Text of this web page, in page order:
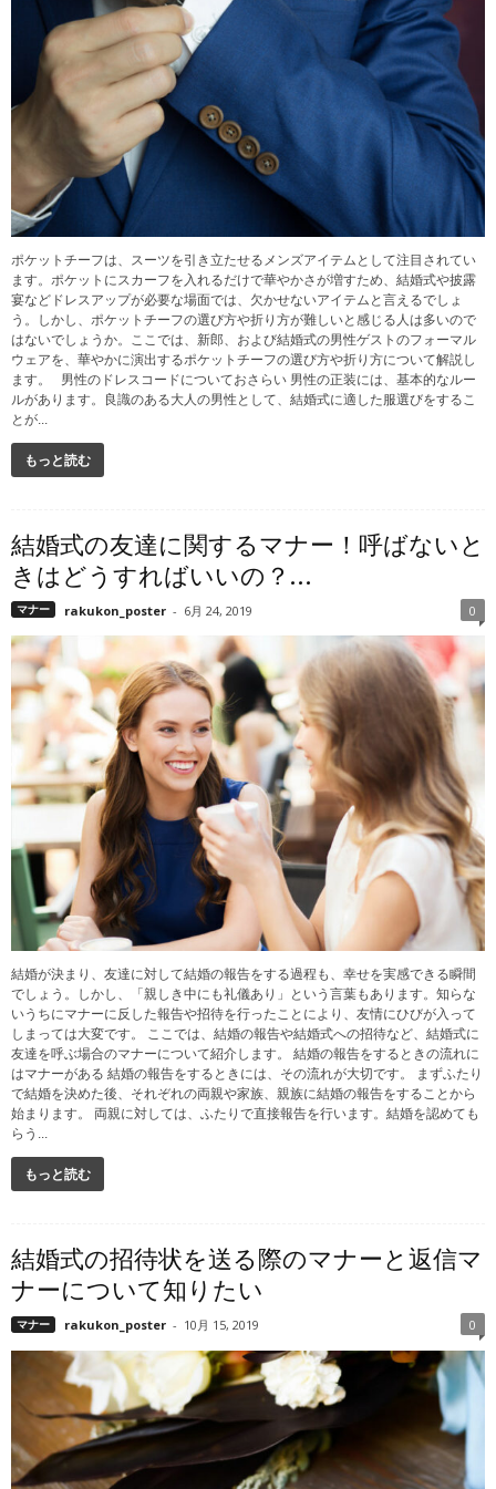
ポケットチーフは、スーツを引き立たせるメンズアイテムとして注目されてい
ます。ポケットにスカーフを入れるだけで華やかさが増すため、結婚式や披露
宴などドレスアップが必要な場面では、欠かせないアイテムと言えるでしょ
う。しかし、ポケットチーフの選び方や折り方が難しいと感じる人は多いので
はないでしょうか。ここでは、新郎、および結婚式の男性ゲストのフォーマル
ウェアを、華やかに演出するポケットチーフの選び方や折り方について解説し
ます。 男性のドレスコードについておさらい 男性の正装には、基本的なルー
ルがあります。良識のある大人の男性として、結婚式に適した服選びをするこ
とが...
もっと読む
結婚式の友達に関するマナー！呼ばないと
きはどうすればいいの？...
マナー rakukon_poster - 6月 24, 2019 0
結婚が決まり、友達に対して結婚の報告をする過程も、幸せを実感できる瞬間
でしょう。しかし、「親しき中にも礼儀あり」という言葉もあります。知らな
いうちにマナーに反した報告や招待を行ったことにより、友情にひびが入って
しまっては大変です。 ここでは、結婚の報告や結婚式への招待など、結婚式に
友達を呼ぶ場合のマナーについて紹介します。 結婚の報告をするときの流れに
はマナーがある 結婚の報告をするときには、その流れが大切です。 まずふたり
で結婚を決めた後、それぞれの両親や家族、親族に結婚の報告をすることから
始まります。 両親に対しては、ふたりで直接報告を行います。結婚を認めても
らう...
もっと読む
結婚式の招待状を送る際のマナーと返信マ
ナーについて知りたい
マナー rakukon_poster - 10月 15, 2019 0